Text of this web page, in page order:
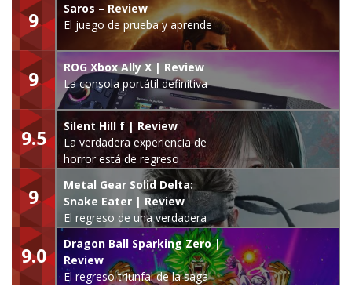
9
Saros – Review
El juego de prueba y aprende
9
ROG Xbox Ally X | Review
La consola portátil definitiva
9.5
Silent Hill f | Review
La verdadera experiencia de
horror está de regreso
9
Metal Gear Solid Delta:
Snake Eater | Review
El regreso de una verdadera
leyenda
9.0
Dragon Ball Sparking Zero |
Review
El regreso triunfal de la saga